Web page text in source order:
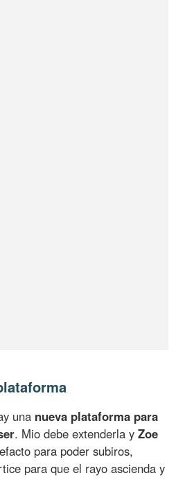
una nueva plataforma para
. Mio debe extenderla yZoe
para poder subiros,
para que el rayo ascienda y